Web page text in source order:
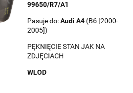
99650/R7/A1
Pasuje do:Audi A4 (B6 [2000-
2005])
PĘKNIĘCIE STAN JAK NA
ZDJĘCIACH
WLOD